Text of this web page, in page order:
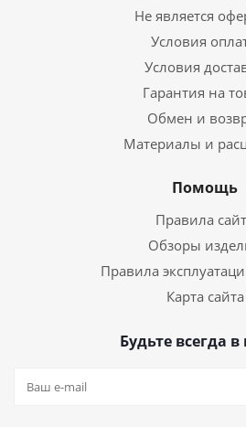
Не является
Условия
Условия
Гарантия на
Обмен и
Материалы и
Помощь
Правила
Обзоры
Правила
Карта сайта
Будьте всегда в